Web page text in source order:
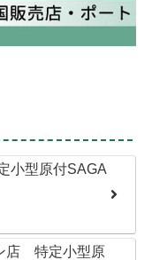
小型原付SAGA
店 特定小型原